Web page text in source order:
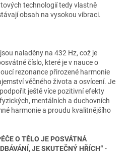
technologií tedy vlastně
obsah na vysokou vibraci.
naladěny na 432 Hz, což je
číslo, které je v nauce o
rezonance přirozené harmonie
věčného života a osvícení. Je
ještě více pozitivní efekty
mentálních a duchovních
harmonie a proudu kvalitnějšího
O TĚLO JE POSVÁTNÁ
JE SKUTEČNÝ HŘÍCH“ -